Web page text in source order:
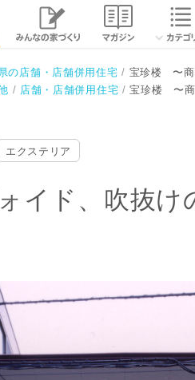
る
の店舗・店舗併用住宅
宝珍楼 〜商
店舗・店舗併用住宅 宝珍楼 〜商
店舗〜
エクステリア
イド、吹抜け